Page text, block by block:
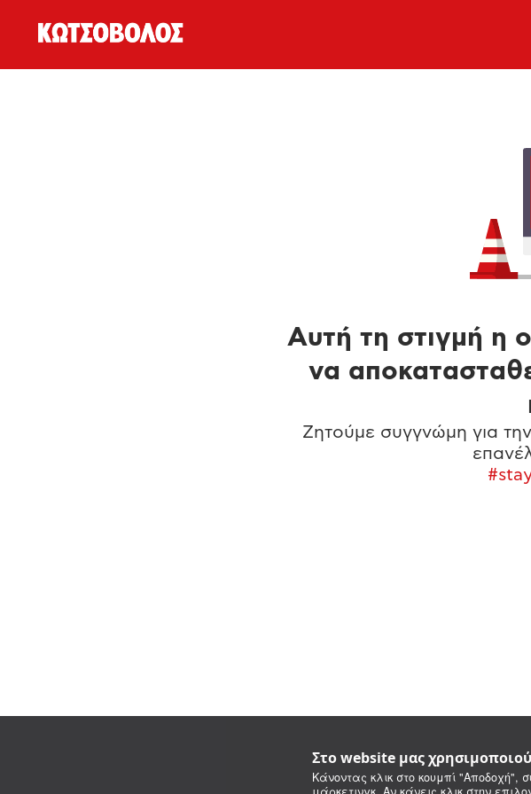
Στο website μας
Κάνοντας κλικ στο κουμπί "Αποδοχή",
Αυτή τη στιγμή η
να
Ζητούμε συγγνώμη για